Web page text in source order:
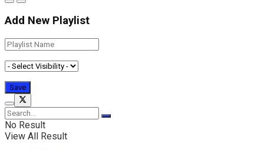
Add New Playlist
No Result
View All Result